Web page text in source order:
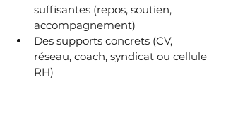
suffisantes (repos, soutien,
accompagnement)
Des supports concrets (CV,
réseau, coach, syndicat ou cellule
RH)